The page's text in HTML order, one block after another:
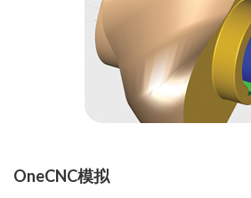
OneCNC模拟